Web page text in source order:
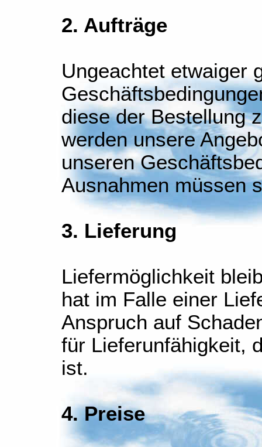
2. Aufträge
Ungeachtet etwaiger
diese der Bestellung
werden unsere
unseren
Ausnahmen müssen
3. Lieferung
Liefermöglichkeit
hat im Falle einer
Anspruch auf
für Lieferunfähigkeit,
ist.
4. Preise